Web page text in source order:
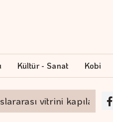
Kültür - Sanat Kobi
vitrini kapılarını açıyor